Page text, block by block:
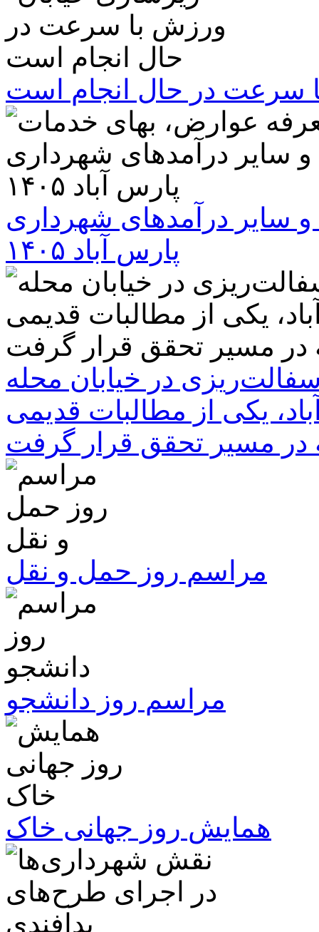
سرعت در حال انجام است
سایر درآمدهای شهرداری
پارس آباد ۱۴۰۵
در خیابان محله
یکی از مطالبات قدیمی
در مسیر تحقق قرار گرفت
مراسم روز حمل و نقل
مراسم روز دانشجو
همایش روز جهانی خاک